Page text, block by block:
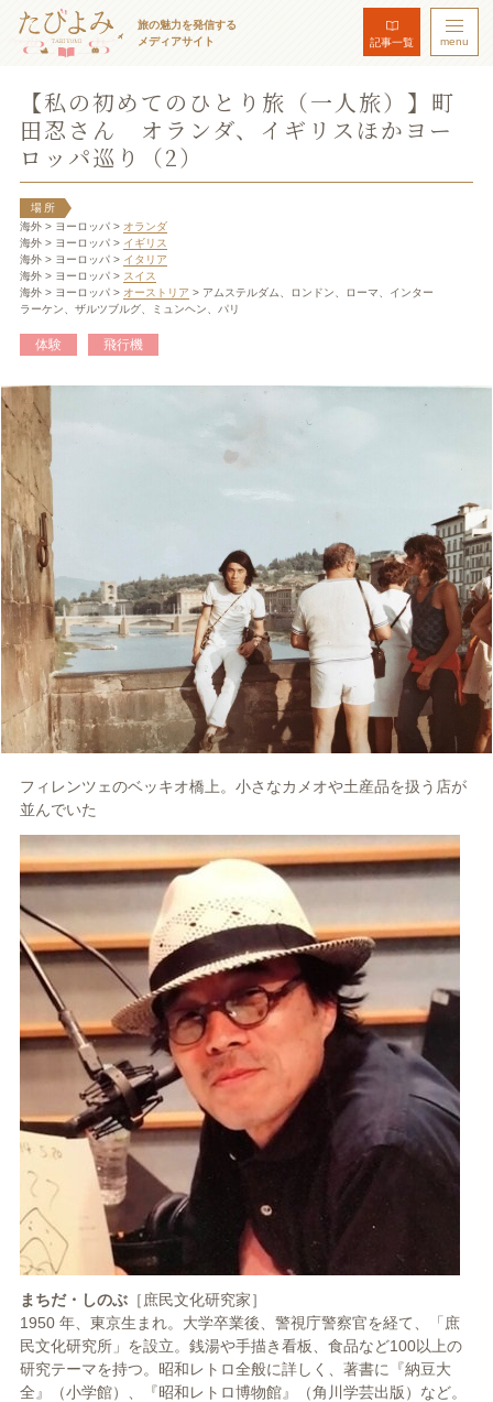
旅の魅力を発信する
メディアサイト
記事一覧 menu
【私の初めてのひとり旅（一人旅）】町
田忍さん オランダ、イギリスほかヨー
ロッパ巡り（2）
場所
海外 > ヨーロッパ > オランダ
海外 > ヨーロッパ > イギリス
海外 > ヨーロッパ > イタリア
海外 > ヨーロッパ > スイス
海外 > ヨーロッパ > オーストリア > アムステルダム、ロンドン、ローマ、インター
ラーケン、ザルツブルグ、ミュンヘン、パリ
体験 飛行機
フィレンツェのベッキオ橋上。小さなカメオや土産品を扱う店が
並んでいた
まちだ・しのぶ［庶民文化研究家］
1950 年、東京生まれ。大学卒業後、警視庁警察官を経て、「庶
民文化研究所」を設立。銭湯や手描き看板、食品など100以上の
研究テーマを持つ。昭和レトロ全般に詳しく、著書に『納豆大
全』（小学館）、『昭和レトロ博物館』（角川学芸出版）など。